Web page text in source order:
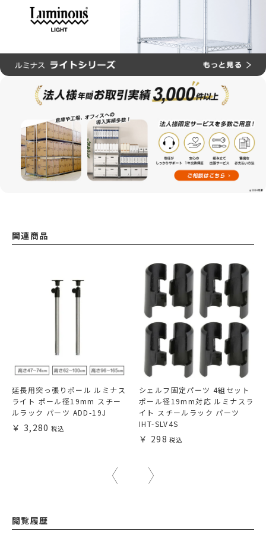
関連商品
延長用突っ張りポール ルミナス
ライト ポール径19mm スチー
ルラック パーツ ADD-19J
3,280
シェルフ固定パーツ 4組セット
ポール径19mm対応 ルミナスラ
イト スチールラック パーツ
IHT-SLV4S
298
閲覧履歴